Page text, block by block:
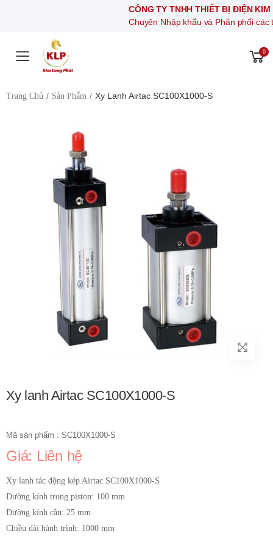
CÔNG TY TNHH THIẾT BỊ ĐIỆN KIM LONG
Chuyên Nhập khẩu và Phân phối các thiết bị
Toggle mobile menu
0
Trang Chủ Sản Phẩm Xy Lanh Airtac SC100X1000-S
Xy lanh Airtac SC100X1000-S
Mã sản phẩm : SC100X1000-S
Giá: Liên hệ
Xy lanh tác động kép Airtac SC100X1000-S
Đường kính trong piston: 100 mm
Đường kính cần: 25 mm
Chiều dài hành trình: 1000 mm